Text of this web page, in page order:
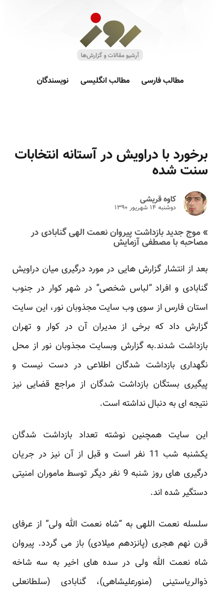
مطالب فارسی مطالب انگلیسی نویسندگان
برخورد با دراویش در آستانه انتخابات
سنت شده
کاوه قریشی
دوشنبه ۱۴ شهريور ۱۳۹۰
» موج جدید بازداشت پیروان نعمت الهی گنابادی در
مصاحبه با مصطفی آزمایش
بعد از انتشار گزارش هایی در مورد درگیری میان دراویش
گنابادی و افراد “لباس شخصی” در شهر کوار در جنوب
استان فارس از سوی وب سایت مجذوبان نور، این سایت
گزارش داد که برخی از مدیران آن در کوار و تهران
بازداشت شدند.به گزارش وبسایت مجذوبان نور از محل
نگهداری بازداشت شدگان اطلاعی در دست نیست و
پیگیری بستگان بازداشت شدگان از مراجع قضایی نیز
نتیجه ای به دنبال نداشته است.
این سایت همچنین نوشته تعداد بازداشت شدگان
یکشنبه شب 11 نفر است و قبل از آن نیز در جریان
درگیری های روز شنبه 9 نفر دیگر توسط ماموران امنیتی
دستگیر شده اند.
سلسله نعمت اللهی به “شاه نعمت الله ولی” از عرفای
قرن نهم هجری (پانزدهم میلادی) باز می گردد. پیروان
شاه نعمت الله ولی در سده های اخیر به سه شاخه
ذوالریاستینی (منورعلیشاهی)، گنابادی (سلطانعلی